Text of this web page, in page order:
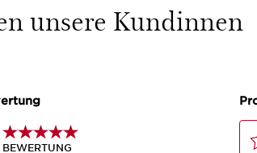
unsere Kundinnen